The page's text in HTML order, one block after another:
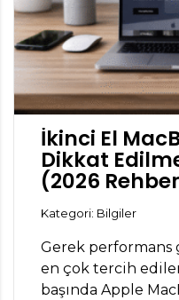
İkinci El
Dikkat
(2026
Kategori: Bilgiler
Gerek performans
en çok tercih
başında Apple